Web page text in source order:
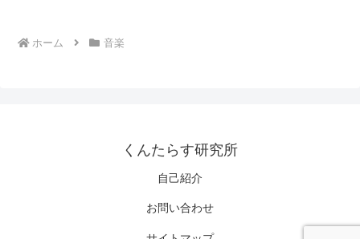
で、幅広い世代に刺さる楽曲を多
ホーム 音楽
くんたらす研究所
自己紹介
お問い合わせ